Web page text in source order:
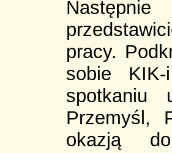
pracy.
sobie
spotkaniu
Przemyśl,
okazją